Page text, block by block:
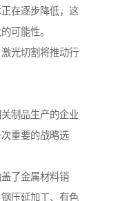
在逐步降低，这
可能性。
光切割将推动行
制品生产的企业
重要的战略选
了金属材料销
压延加工、有色